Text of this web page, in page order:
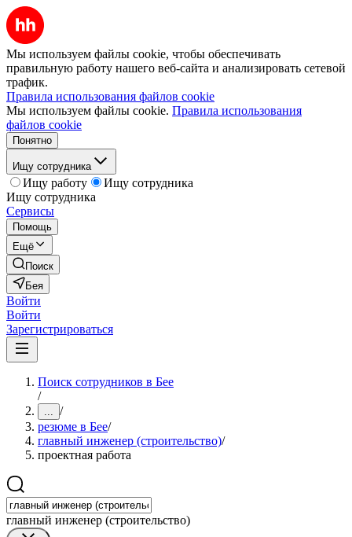
Мы используем файлы cookie, чтобы обеспечивать
правильную работу нашего веб-сайта и анализировать сетевой
трафик.
Правила использования файлов cookie
Мы используем файлы cookie. Правила использования
файлов cookie
Понятно
Ищу сотрудника
Ищу работу
Ищу сотрудника
Ищу сотрудника
Сервисы
Помощь
Ещё
Поиск
Бея
Войти
Войти
Зарегистрироваться
Поиск сотрудников в Бее
/
... /
резюме в Бее/
главный инженер (строительство)/
проектная работа
главный инженер (строительство)